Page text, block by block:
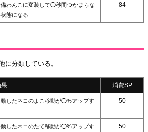
わんこに変装して◯秒間つかまらな
状態になる
84
に分類している。
消費SP
したネコのよこ移動が◯%アップす
50
したネコのたて移動が◯%アップす
50